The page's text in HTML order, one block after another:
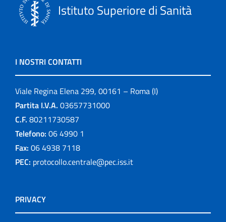
Istituto Superiore di Sanità
I NOSTRI CONTATTI
Viale Regina Elena 299, 00161 – Roma (I)
Partita I.V.A. 03657731000
C.F. 80211730587
Telefono: 06 4990 1
Fax: 06 4938 7118
PEC: protocollo.centrale@pec.iss.it
PRIVACY